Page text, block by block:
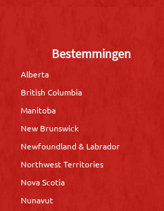
Bestemmingen
Alberta
British Columbia
Manitoba
New Brunswick
Newfoundland & Labrador
Northwest Territories
Nova Scotia
Nunavut